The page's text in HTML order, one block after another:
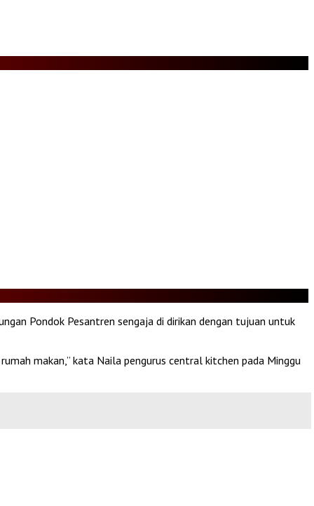
Pondok Pesantren sengaja di dirikan dengan tujuan untuk
makan,” kata Naila pengurus central kitchen pada Minggu